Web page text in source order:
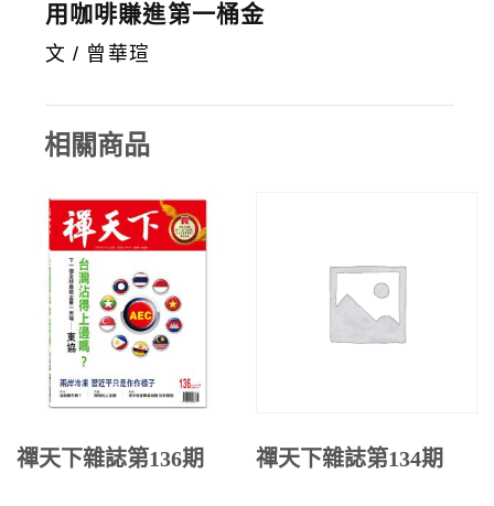
用咖啡賺進第一桶金
文 / 曾華瑄
相關商品
禪天下雜誌第136期 禪天下雜誌第134期